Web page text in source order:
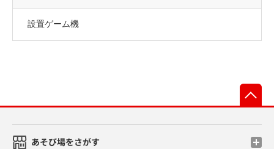
設置ゲーム機
あそび場をさがす